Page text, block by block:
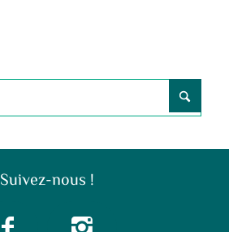
Suivez-nous !